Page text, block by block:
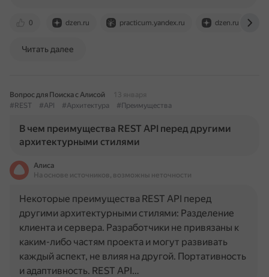
0 dzen.ru practicum.yandex.ru dzen.ru
Читать далее
Вопрос для Поиска с Алисой
13 января
#REST
#API #Архитектура #Преимущества
В чем преимущества REST API перед другими
архитектурными стилями
Алиса
На основе источников, возможны неточности
Некоторые преимущества REST API перед
другими архитектурными стилями: Разделение
клиента и сервера. Разработчики не привязаны к
каким-либо частям проекта и могут развивать
каждый аспект, не влияя на другой. Портативность
и адаптивность. REST API…